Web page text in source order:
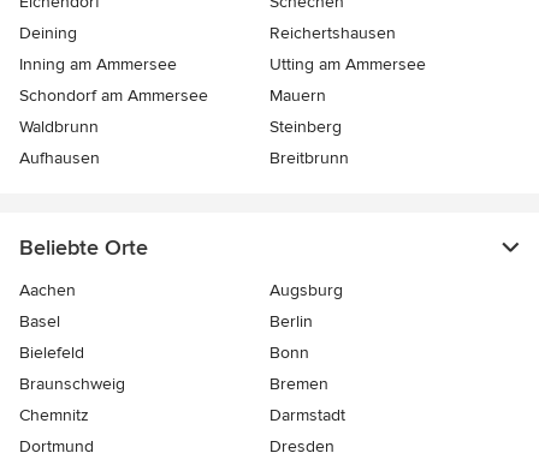
Deining
Reichertshausen
Inning am Ammersee
Utting am Ammersee
Schondorf am Ammersee
Mauern
Waldbrunn
Steinberg
Aufhausen
Breitbrunn
Beliebte Orte
Aachen
Augsburg
Basel
Berlin
Bielefeld
Bonn
Braunschweig
Bremen
Chemnitz
Darmstadt
Dortmund
Dresden